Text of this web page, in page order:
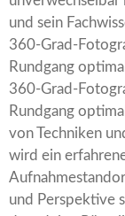
und sein
360-Grad-
Rundgang
360-Grad-
Rundgang
von Techniken
wird ein
und Perspektive